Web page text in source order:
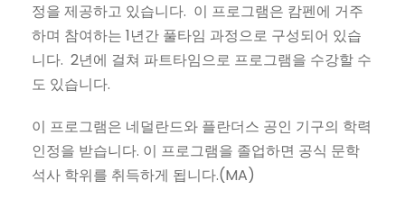
정을 제공하고 있습니다. 이 프로그램은 캄펜에 거주
하며 참여하는 1년간 풀타임 과정으로 구성되어 있습
니다. 2년에 걸쳐 파트타임으로 프로그램을 수강할 수
도 있습니다.
이 프로그램은 네덜란드와 플란더스 공인 기구의 학력
인정을 받습니다. 이 프로그램을 졸업하면 공식 문학
석사 학위를 취득하게 됩니다.(MA)